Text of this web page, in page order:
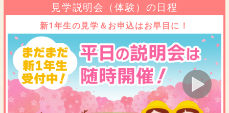
見学説明会（体験）の日程
新1年生の見学＆お申込はお早目に！